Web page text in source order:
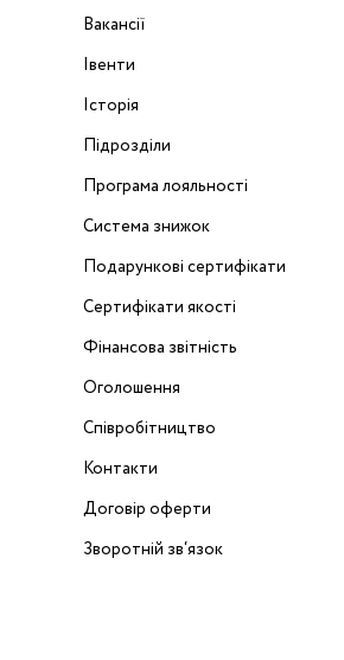
Вакансії
Івенти
Історія
Підрозділи
Програма лояльності
Система знижок
Подарункові сертифікати
Сертифікати якості
Фінансова звітність
Оголошення
Співробітництво
Контакти
Договір оферти
Зворотній зв‘язок